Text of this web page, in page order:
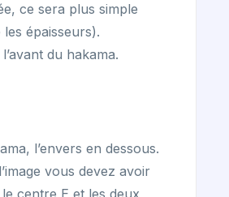
ce sera plus simple
épaisseurs).
du hakama.
l’envers en dessous.
vous devez avoir
centre E et les deux